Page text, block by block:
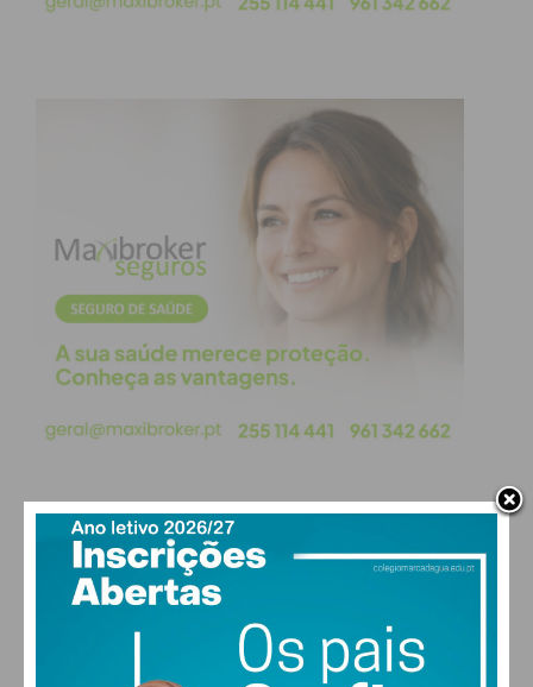
Os três detidos têm antecedentes criminais por
efetiva de oito anos, pelo que foi conduzido ao
Estabelecimento Prisional de Custóias. Os factos
foram comunicados ao Tribunal Judicial da Maia e
ao Tribunal Judicial de Penafiel.
Subscreva a newsletter do
Imediato
Assine nossa newsletter por e-mail e
Eu li e concordo com ostermos e
condições
PAÇOS DE FERREIRA
16°
83% humidade
vento: 1m/s SE
MAX 16 • MIN 16